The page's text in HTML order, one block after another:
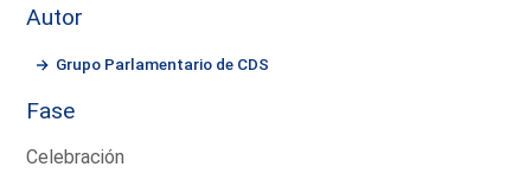
Autor
Grupo Parlamentario de CDS
Fase
Celebración